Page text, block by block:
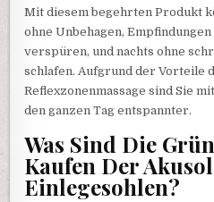
Mit diesem begehrten Produkt
ohne Unbehagen,
verspüren, und nachts ohne
schlafen. Aufgrund der Vorteile
Reflexzonenmassage sind Sie
den ganzen Tag entspannter.
Was Sind Die
Kaufen Der
Einlegesohlen?